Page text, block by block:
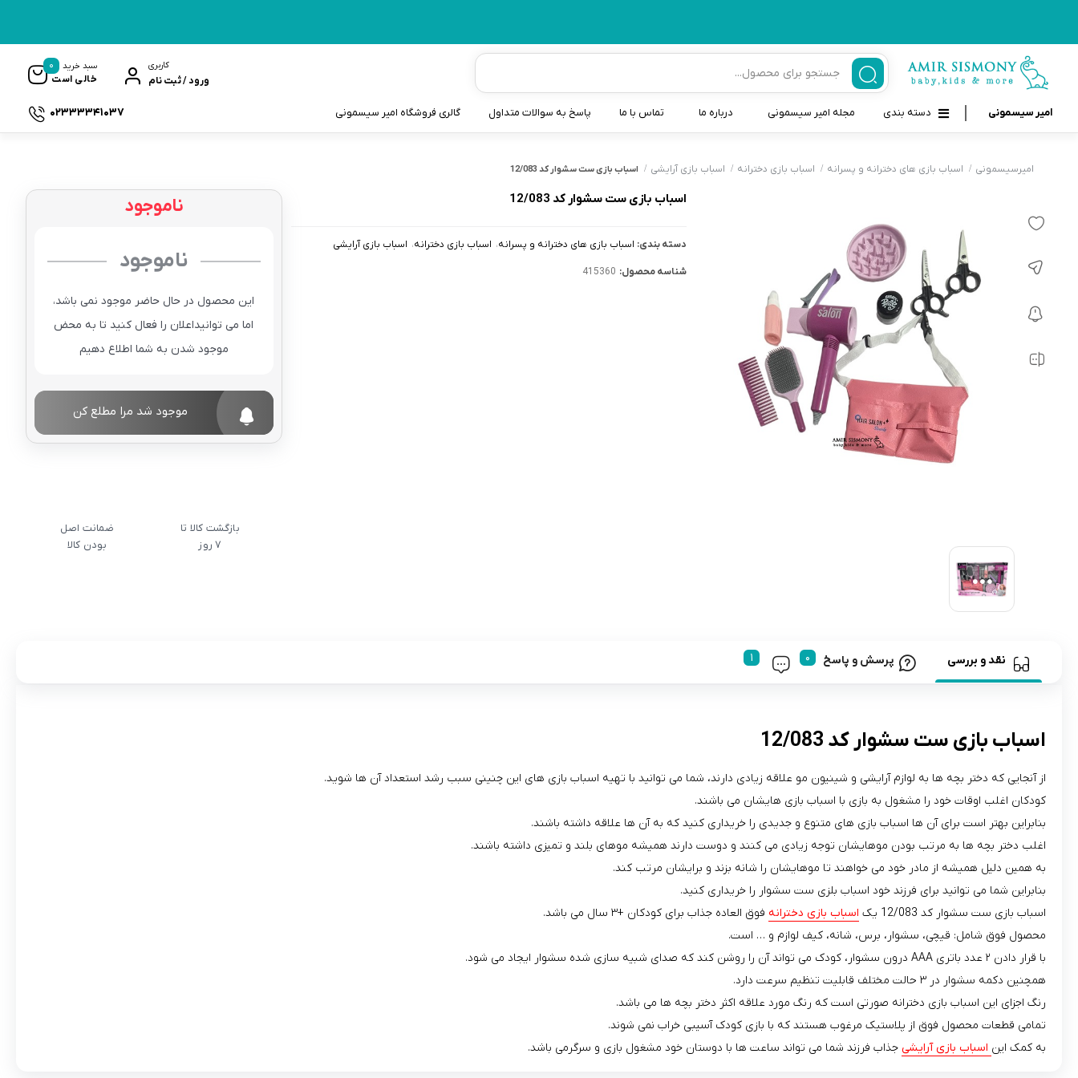
کاربری
ورود / ثبت نام
سبد خرید
خالی است
0
امیر سیسمونی دسته بندی
قاب و بندپستانک
شانه برس کودک
پواربینی
مسواک و خمیر دندان کودک
تب سنج نوزاد و کودک
رابط و پد سینه
دستگاه بخور سرد کودک
لوازم حمام نوزاد
لوازم اتاق نوزاد و کودک
اسباب بازی دخترانه و پسرانه
مجله امیر سیسمونی درباره ما تماس با ما پاسخ به سوالات متداول گالری فروشگاه امیر سیسمونی 02333341037
امیرسیسمونی اسباب بازی های دخترانه و پسرانه اسباب بازی دخترانه اسباب بازی آرایشی اسباب بازی ست سشوار کد 12/083
اسباب بازی ست سشوار کد 12/083
دسته بندی: اسباب بازی های دخترانه و پسرانه اسباب بازی دخترانه اسباب بازی آرایشی
شناسه محصول: 415360
ناموجود
ناموجود
این محصول در حال حاضر موجود نمی باشد،
اما می توانیداعلان را فعال کنید تا به محض
موجود شدن به شما اطلاع دهیم
موجود شد مرا مطلع کن
بازگشت کالا تا
7 روز
ضمانت اصل
بودن کالا
نقد و بررسی پرسش و پاسخ
اسباب بازی ست سشوار کد 12/083
از آنجایی که دختر بچه ها به لوازم آرایشی و شینیون مو علاقه زیادی دارند، شما می توانید با تهیه اسباب بازی های این چنینی سبب رشد استعداد آن ها شوید.
کودکان اغلب اوقات خود را مشغول به بازی با اسباب بازی هایشان می باشند.
بنابراین بهتر است برای آن ها اسباب بازی های متنوع و جدیدی را خریداری کنید که به آن ها علاقه داشته باشند.
اغلب دختر بچه ها به مرتب بودن موهایشان توجه زیادی می کنند و دوست دارند همیشه موهای بلند و تمیزی داشته باشند.
به همین دلیل همیشه از مادر خود می خواهند تا موهایشان را شانه بزند و برایشان مرتب کند.
بنابراین شما می توانید برای فرزند خود اسباب بلزی ست سشوار را خریداری کنید.
اسباب بازی ست سشوار کد 12/083 یک
اسباب بازی دخترانه فوق العاده جذاب برای کودکان +۳ سال می باشد.
محصول فوق شامل: قیچی، سشوار، برس، شانه، کیف لوازم و … است.
با قرار دادن ۲ عدد باتری AAA درون سشوار، کودک می تواند آن را روشن کند که صدای شبیه سازی شده سشوار ایجاد می شود.
همچنین دکمه سشوار در ۳ حالت مختلف قابلیت تنظیم سرعت دارد.
رنگ اجزای این اسباب بازی دخترانه صورتی است که رنگ مورد علاقه اکثر دختر بچه ها می باشد.
تمامی قطعات محصول فوق از پلاستیک مرغوب هستند که با بازی کودک آسیبی خراب نمی شوند.
به کمک این اسباب بازی آرایشی جذاب فرزند شما می تواند ساعت ها با دوستان خود مشغول بازی و سرگرمی باشد.